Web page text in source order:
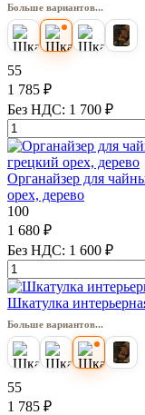
Больше вариантов...
55
1 785 ₽
Без НДС: 1 700 ₽
Органайзер для
орех, дерево
100
1 680 ₽
Без НДС: 1 600 ₽
Шкатулка
Больше вариантов...
55
1 785 ₽